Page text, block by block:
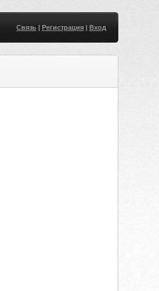
Связь| Регистрация| Вход